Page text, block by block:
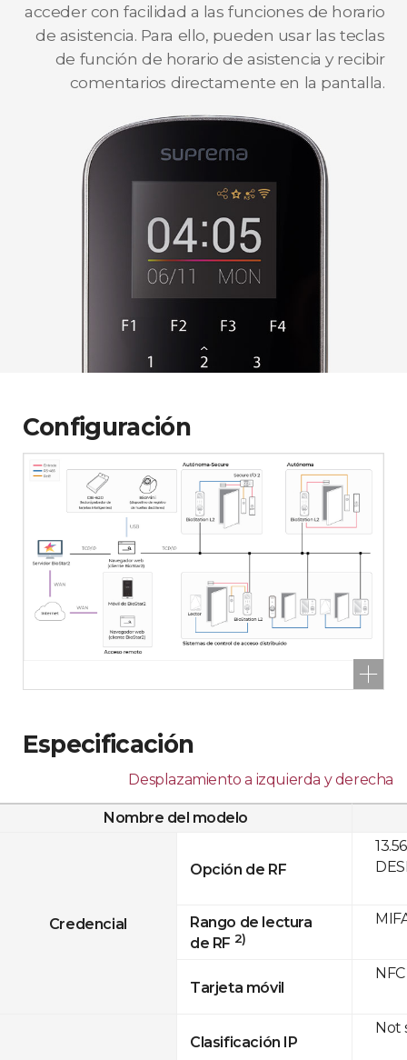
acceder con facilidad a las funciones de horario
de asistencia. Para ello, pueden usar las teclas
de función de horario de asistencia y recibir
comentarios directamente en la pantalla.
Configuración
Especificación
Desplazamiento a izquierda y derecha
Nombre del modelo
Credencial
Opción de RF
Rango de lectura
de RF 2)
Tarjeta móvil
Clasificación IP
NFC
Not